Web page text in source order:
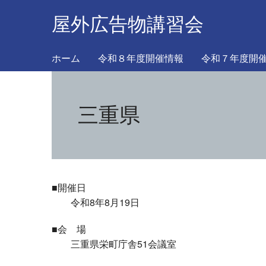
屋外広告物講習会
ホーム 令和８年度開催情報 令和７年度開
三重県
■開催日
令和8年8月19日
■会 場
三重県栄町庁舎51会議室